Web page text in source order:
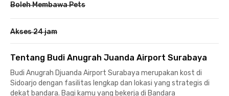
Boleh Membawa Pets
Akses 24 jam
Tentang Budi Anugrah Juanda Airport Surabaya
Budi Anugrah Djuanda Airport Surabaya merupakan kost di
Sidoarjo dengan fasilitas lengkap dan lokasi yang strategis di
dekat bandara. Bagi kamu yang bekerja di Bandara